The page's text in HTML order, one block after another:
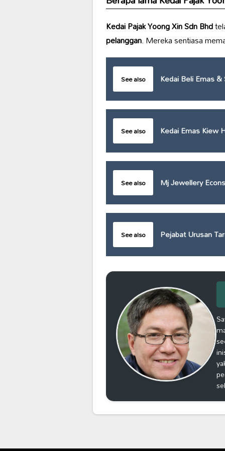
Kedai Pajak Yoong Xin Sdn Bhd
pelanggan. Mereka sentiasa
See also Kedai Beli Emas
See also Kedai Emas Kiew
See also Mj Jewellery
See also Pejabat Urusan